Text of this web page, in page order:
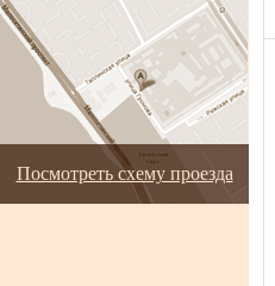
Посмотреть схему проезда